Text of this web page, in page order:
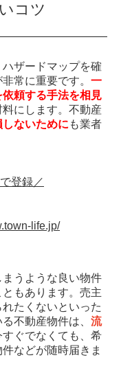
コツ
ザードマップを確
常に重要です。 一
頼する手法を相見
にします。不動産
ないために も業者
登録／
life.jp/
うような良い物件
もあります。売主
たくないといった
不動産物件は、 流
ぐでなくても、希
などが随時届きま